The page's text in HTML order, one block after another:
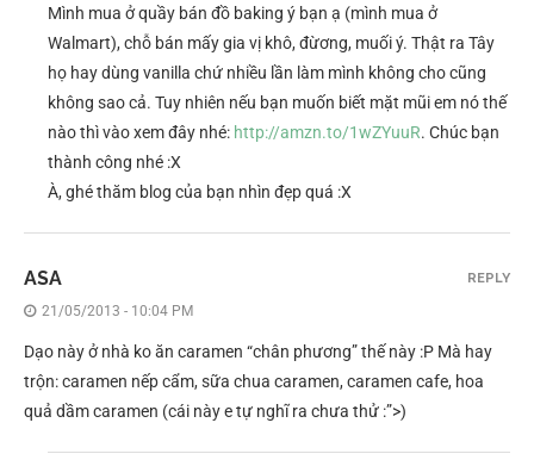
Mình mua ở quầy bán đồ baking ý bạn ạ (mình mua ở
Walmart), chỗ bán mấy gia vị khô, đừơng, muối ý. Thật ra Tây
họ hay dùng vanilla chứ nhiều lần làm mình không cho cũng
không sao cả. Tuy nhiên nếu bạn muốn biết mặt mũi em nó thế
nào thì vào xem đây nhé: http://amzn.to/1wZYuuR. Chúc bạn
thành công nhé :X
À, ghé thăm blog của bạn nhìn đẹp quá :X
ASA
21/05/2013 - 10:04 PM
Dạo này ở nhà ko ăn caramen “chân phương” thế này :P Mà hay
trộn: caramen nếp cẩm, sữa chua caramen, caramen cafe, hoa
quả dầm caramen (cái này e tự nghĩ ra chưa thử :”>)
REPLY